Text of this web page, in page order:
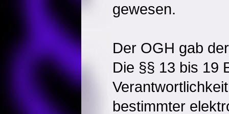
gewesen.
Der OGH gab
Die §§ 13 bis 19
bestimmter